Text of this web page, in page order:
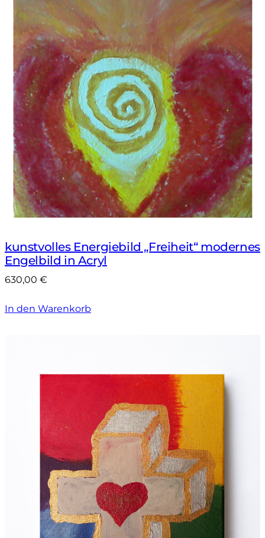
kunstvolles Energiebild „Freiheit“ modernes
Engelbild in Acryl
630,00 €
In den Warenkorb